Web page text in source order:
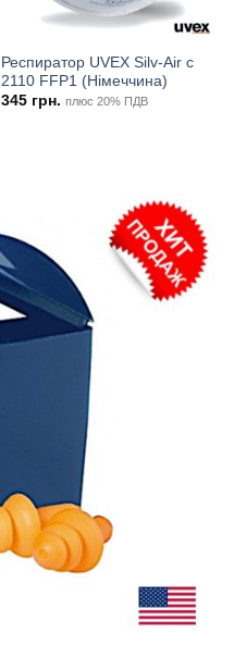
Респиратор UVEX Silv-Air c
2110 FFP1 (Німеччина)
345 грн. плюс 20% ПДВ